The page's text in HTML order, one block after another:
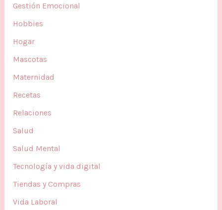
Gestión Emocional
Hobbies
Hogar
Mascotas
Maternidad
Recetas
Relaciones
Salud
Salud Mental
Tecnología y vida digital
Tiendas y Compras
Vida Laboral